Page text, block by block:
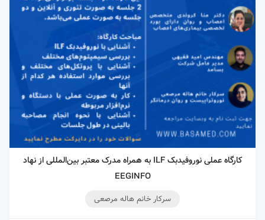
کارگاه عملی نوروفیدبک ILF به همراه مدرک معتبر بین‌المللی از نهاد
EEGINFO
سرکار خانم هاله مرصعی